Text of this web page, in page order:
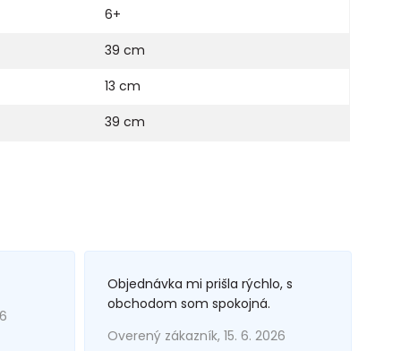
6+
39 cm
13 cm
39 cm
Objednávka mi prišla rýchlo, s
obchodom som spokojná.
Overený zákazník, 15. 6. 2026